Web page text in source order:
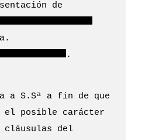
de
.
a S.Sª a fin de que
el posible carácter
cláusulas del